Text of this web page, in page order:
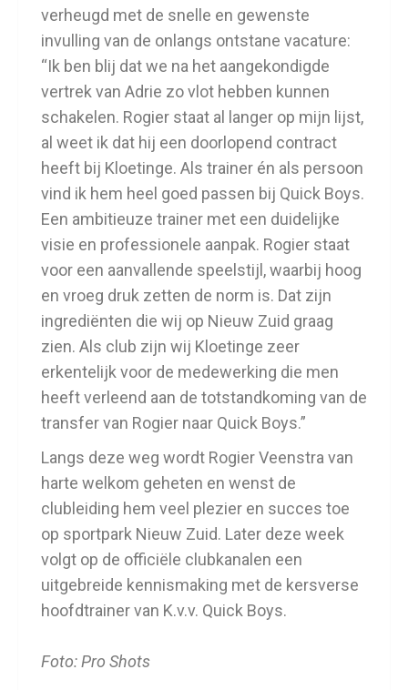
verheugd met de snelle en gewenste
invulling van de onlangs ontstane vacature:
“Ik ben blij dat we na het aangekondigde
vertrek van Adrie zo vlot hebben kunnen
schakelen. Rogier staat al langer op mijn lijst,
al weet ik dat hij een doorlopend contract
heeft bij Kloetinge. Als trainer én als persoon
vind ik hem heel goed passen bij Quick Boys.
Een ambitieuze trainer met een duidelijke
visie en professionele aanpak. Rogier staat
voor een aanvallende speelstijl, waarbij hoog
en vroeg druk zetten de norm is. Dat zijn
ingrediënten die wij op Nieuw Zuid graag
zien. Als club zijn wij Kloetinge zeer
erkentelijk voor de medewerking die men
heeft verleend aan de totstandkoming van de
transfer van Rogier naar Quick Boys.”
Langs deze weg wordt Rogier Veenstra van
harte welkom geheten en wenst de
clubleiding hem veel plezier en succes toe
op sportpark Nieuw Zuid. Later deze week
volgt op de officiële clubkanalen een
uitgebreide kennismaking met de kersverse
hoofdtrainer van K.v.v. Quick Boys.
Foto: Pro Shots